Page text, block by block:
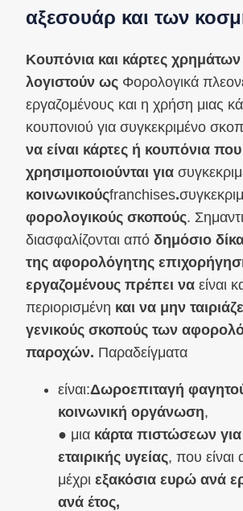
αξεσουάρ και των
Κουπόνια και κάρτες
λογιστούν ως Φορολογικά
εργαζομένους και η χρήση μιας
κουπονιού για συγκεκριμένο
να είναι κάρτες ή κουπόνια που
χρησιμοποιούνται για
κοινωνικούςfranchises.
φορολογικούς σκοπούς.
διασφαλίζονται από δημόσιο
της αφορολόγητης
εργαζομένους πρέπει να είναι
περιορισμένη και να μην
γενικούς σκοπούς των
παροχών. Παραδείγματα
είναι:Δωροεπιταγή
κοινωνική οργάνωση,
● μια κάρτα πιστώσεων
εταιρικής υγείας, που
μέχρι εξακόσια ευρώ ανά
ανά έτος,